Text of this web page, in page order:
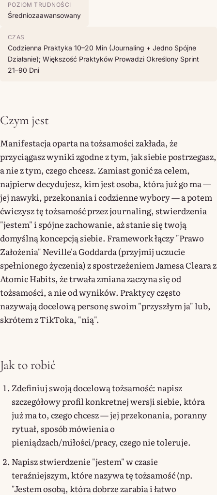
POZIOM TRUDNOŚCI
Średniozaawansowany
CZAS
Codzienna Praktyka 10–20 Min (journaling + Jedno Spójne
Działanie); Większość Praktyków Prowadzi Określony Sprint
21–90 Dni
Czym jest
Manifestacja oparta na tożsamości zakłada, że
przyciągasz wyniki zgodne z tym, jak siebie postrzegasz,
a nie z tym, czego chcesz. Zamiast gonić za celem,
najpierw decydujesz, kim jest osoba, która już go ma —
jej nawyki, przekonania i codzienne wybory — a potem
ćwiczysz tę tożsamość przez journaling, stwierdzenia
"jestem" i spójne zachowanie, aż stanie się twoją
domyślną koncepcją siebie. Framework łączy "Prawo
Założenia" Neville'a Goddarda (przyjmij uczucie
spełnionego życzenia) z spostrzeżeniem Jamesa Cleara z
Atomic Habits, że trwała zmiana zaczyna się od
tożsamości, a nie od wyników. Praktycy często
nazywają docelową personę swoim "przyszłym ja" lub,
skrótem z TikToka, "nią".
Jak to robić
Zdefiniuj swoją docelową tożsamość: napisz
szczegółowy profil konkretnej wersji siebie, która
już ma to, czego chcesz — jej przekonania, poranny
rytuał, sposób mówienia o
pieniądzach/miłości/pracy, czego nie toleruje.
Napisz stwierdzenie "jestem" w czasie
teraźniejszym, które nazywa tę tożsamość (np.
"Jestem osobą, która dobrze zarabia i łatwo